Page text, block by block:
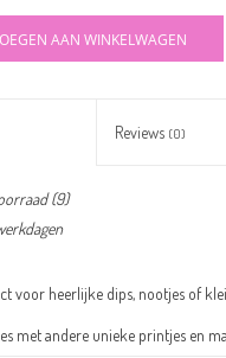
AAN WINKELWAGEN
Reviews (0)
(9)
voor heerlijke dips, nootjes of
met andere unieke printjes en